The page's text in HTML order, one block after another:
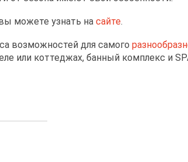
можете узнать на сайте.
возможностей для самого
или коттеджах, банный комплекс и